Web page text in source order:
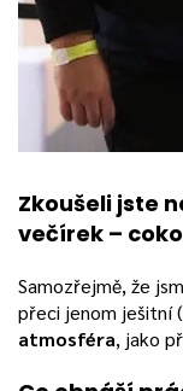
Zkoušeli jste
večírek –
Samozřejmě, že
přeci jenom ješitní
atmosféra, jako